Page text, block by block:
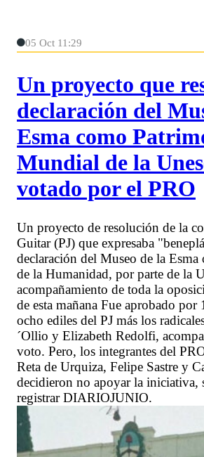
05 Oct 11:29
Un proyecto que
declaración del
Esma como
Mundial de la
votado por el PRO
Un proyecto de resolución de la
Guitar (PJ) que expresaba
declaración del Museo de la
de la Humanidad, por parte de la
acompañamiento de toda la
de esta mañana Fue aprobado
ocho ediles del PJ más los
´Ollio y Elizabeth Redolfi,
voto. Pero, los integrantes del
Reta de Urquiza, Felipe Sastre y
decidieron no apoyar la iniciativa,
registrar DIARIOJUNIO.